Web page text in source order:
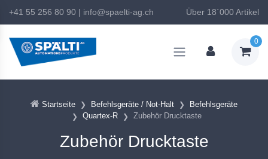
+41 55 256 80 90 | info@spaelti-ag.ch Über 18`000 Artikel
0
Startseite Befehlsgeräte / Not-Halt
Befehlsgeräte
Quartex-R
Zubehör Drucktaste
Zubehör Drucktaste